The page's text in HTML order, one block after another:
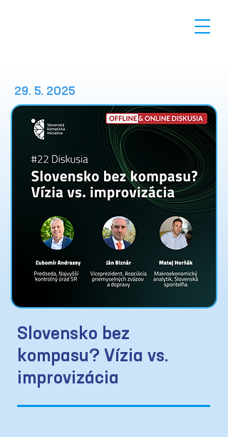
29. 5. 2025
Slovensko bez
kompasu? Vízia vs.
improvizácia